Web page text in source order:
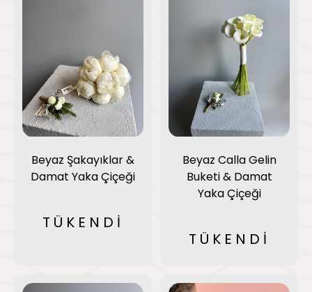
Beyaz Şakayıklar &
Damat Yaka Çiçeği
TÜKENDİ
Beyaz Calla Gelin
Buketi & Damat
Yaka Çiçeği
TÜKENDİ